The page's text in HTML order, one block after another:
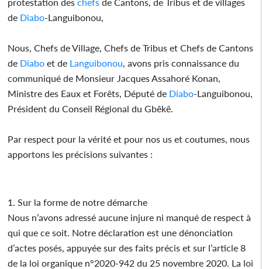
de Diabo-Languibonou,
Nous, Chefs de Village, Chefs de Tribus et Chefs de Cantons
de Diabo et de Languibonou , avons pris connaissance du
communiqué de Monsieur Jacques Assahoré Konan,
Ministre des Eaux et Forêts, Député de Diabo-Languibonou,
Président du Conseil Régional du Gbêkê.
Par respect pour la vérité et pour nos us et coutumes, nous
apportons les précisions suivantes :
1. Sur la forme de notre démarche
Nous n’avons adressé aucune injure ni manqué de respect à
qui que ce soit. Notre déclaration est une dénonciation
d’actes posés, appuyée sur des faits précis et sur l’article 8
de la loi organique n°2020-942 du 25 novembre 2020. La loi